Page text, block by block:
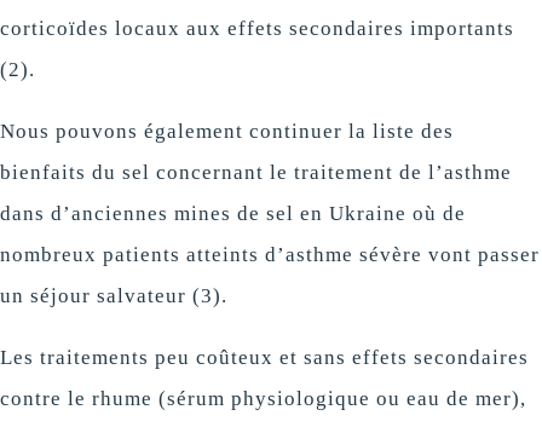
corticoïdes locaux aux effets secondaires importants
(2).
Nous pouvons également continuer la liste des
bienfaits du sel concernant le traitement de l’asthme
dans d’anciennes mines de sel en Ukraine où de
nombreux patients atteints d’asthme sévère vont passer
un séjour salvateur (3).
Les traitements peu coûteux et sans effets secondaires
contre le rhume (sérum physiologique ou eau de mer),